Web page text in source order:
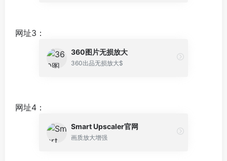
网址3：
360图片无损放大
360出品无损放大$
网址4：
Smart Upscaler官网
画质放大增强